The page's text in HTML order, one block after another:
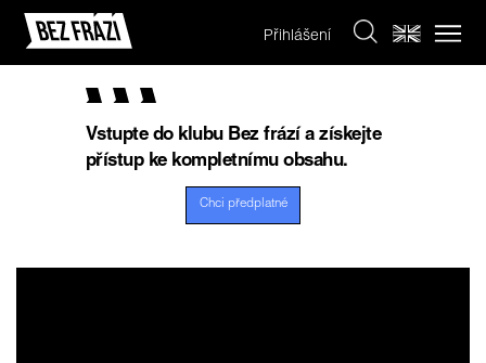
Přihlášení
Vstupte do klubu Bez frází a získejte
přístup ke kompletnímu obsahu.
Chci předplatné